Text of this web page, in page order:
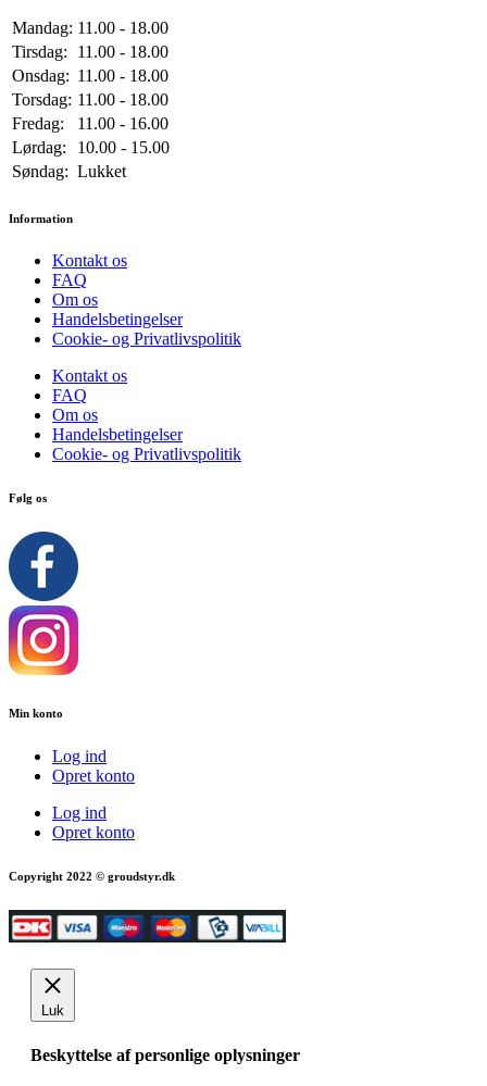
Mandag: 11.00 - 18.00
Tirsdag:
11.00 - 18.00
Onsdag: 11.00 - 18.00
Torsdag: 11.00 - 18.00
Fredag:
11.00 - 16.00
Lørdag:
10.00 - 15.00
Søndag: Lukket
Information
Kontakt os
FAQ
Om os
Handelsbetingelser
Cookie- og Privatlivspolitik
Kontakt os
FAQ
Om os
Handelsbetingelser
Cookie- og Privatlivspolitik
Følg os
Min konto
Log ind
Opret konto
Log ind
Opret konto
Copyright 2022 © groudstyr.dk
Luk
Beskyttelse af personlige oplysninger